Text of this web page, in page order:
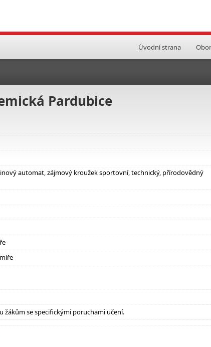
Úvodní strana
Pardubice
automat, zájmový kroužek sportovní, technický, přírodovědný
se specifickými poruchami učení.